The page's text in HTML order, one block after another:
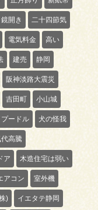
鏡開き 二十四節気
電気料金 高い
建売 静岡
阪神淡路大震災
吉田町 小山城
プードル 犬の怪我
高騰
ア 木造住宅は弱い
アコン 室外機
) イエタテ静岡